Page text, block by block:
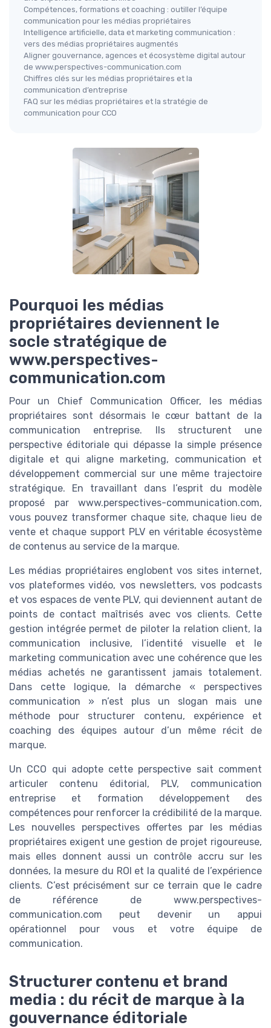
Compétences, formations et coaching : outiller l’équipe
communication pour les médias propriétaires
Intelligence artificielle, data et marketing communication :
vers des médias propriétaires augmentés
Aligner gouvernance, agences et écosystème digital autour
de www.perspectives-communication.com
Chiffres clés sur les médias propriétaires et la
communication d’entreprise
FAQ sur les médias propriétaires et la stratégie de
communication pour CCO
Pourquoi les médias
propriétaires deviennent le
socle stratégique de
www.perspectives-
communication.com
Pour un Chief Communication Officer, les médias
propriétaires sont désormais le cœur battant de la
communication entreprise. Ils structurent une
perspective éditoriale qui dépasse la simple présence
digitale et qui aligne marketing, communication et
développement commercial sur une même trajectoire
stratégique. En travaillant dans l’esprit du modèle
proposé par www.perspectives-communication.com,
vous pouvez transformer chaque site, chaque lieu de
vente et chaque support PLV en véritable écosystème
de contenus au service de la marque.
Les médias propriétaires englobent vos sites internet,
vos plateformes vidéo, vos newsletters, vos podcasts
et vos espaces de vente PLV, qui deviennent autant de
points de contact maîtrisés avec vos clients. Cette
gestion intégrée permet de piloter la relation client, la
communication inclusive, l’identité visuelle et le
marketing communication avec une cohérence que les
médias achetés ne garantissent jamais totalement.
Dans cette logique, la démarche « perspectives
communication » n’est plus un slogan mais une
méthode pour structurer contenu, expérience et
coaching des équipes autour d’un même récit de
marque.
Un CCO qui adopte cette perspective sait comment
articuler contenu éditorial, PLV, communication
entreprise et formation développement des
compétences pour renforcer la crédibilité de la marque.
Les nouvelles perspectives offertes par les médias
propriétaires exigent une gestion de projet rigoureuse,
mais elles donnent aussi un contrôle accru sur les
données, la mesure du ROI et la qualité de l’expérience
clients. C’est précisément sur ce terrain que le cadre
de référence de www.perspectives-
communication.com peut devenir un appui
opérationnel pour vous et votre équipe de
communication.
Structurer contenu et brand
media : du récit de marque à la
gouvernance éditoriale